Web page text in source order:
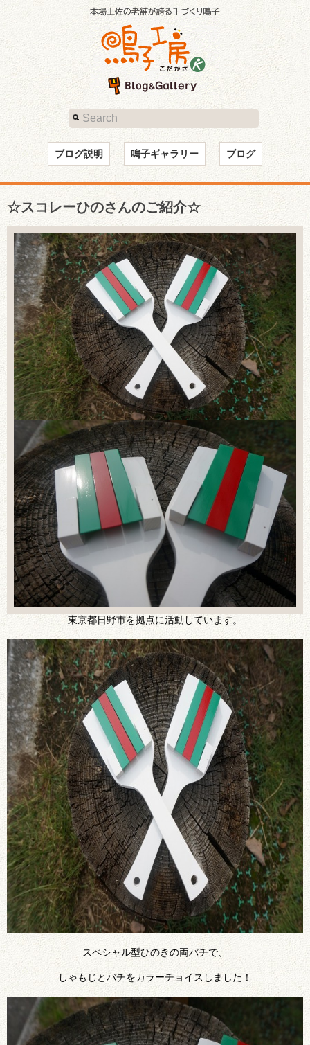
ブログ説明 鳴子ギャラリー ブログ
☆スコレーひのさんのご紹介☆
東京都日野市を拠点に活動しています。
スペシャル型ひのきの両バチで、
しゃもじとバチをカラーチョイスしました！